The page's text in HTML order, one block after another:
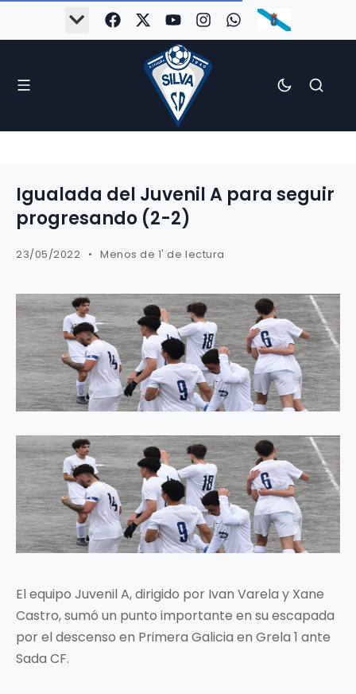
Igualada del Juvenil A para seguir
progresando (2-2)
23/05/2022 Menos de 1' de lectura
El equipo Juvenil A, dirigido por Ivan Varela y Xane
Castro, sumó un punto importante en su escapada
por el descenso en Primera Galicia en Grela 1 ante
Sada CF.